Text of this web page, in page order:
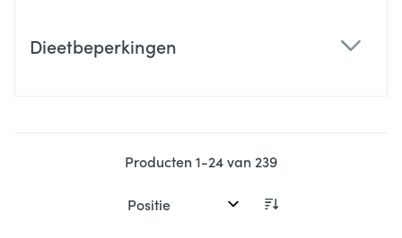
Dieetbeperkingen
Producten1-24van 239
Sorteer op: